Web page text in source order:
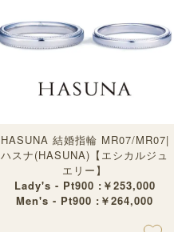
HASUNA 結婚指輪 MR07/MR07|
ハスナ(HASUNA)【エシカルジュ
エリー】
Lady's - Pt900 :￥253,000
Men's - Pt900 :￥264,000